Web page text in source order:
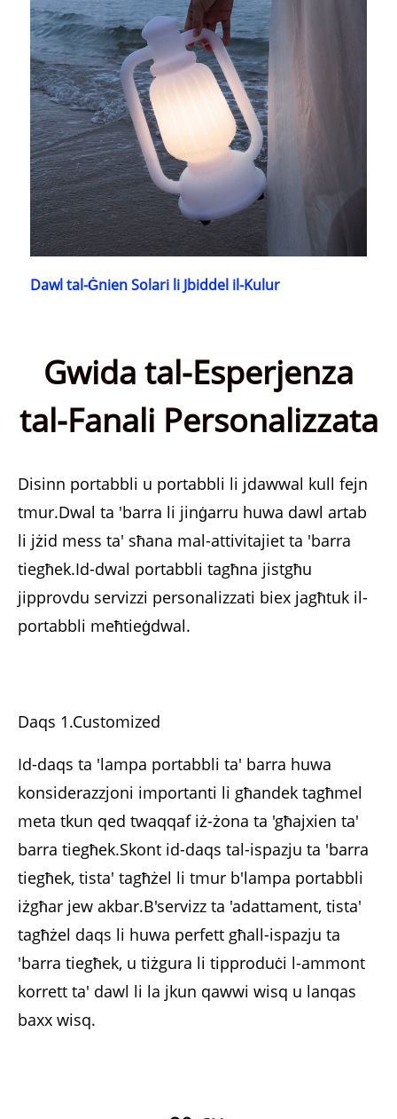
Dawl tal-Ġnien Solari li Jbiddel il-Kulur
Gwida tal-Esperjenza
tal-Fanali Personalizzata
Disinn portabbli u portabbli li jdawwal kull fejn
tmur.Dwal ta 'barra li jinġarru huwa dawl artab
li jżid mess ta' sħana mal-attivitajiet ta 'barra
tiegħek.Id-dwal portabbli tagħna jistgħu
jipprovdu servizzi personalizzati biex jagħtuk il-
portabbli meħtieġdwal.
Daqs 1.Customized
Id-daqs ta 'lampa portabbli ta' barra huwa
konsiderazzjoni importanti li għandek tagħmel
meta tkun qed twaqqaf iż-żona ta 'għajxien ta'
barra tiegħek.Skont id-daqs tal-ispazju ta 'barra
tiegħek, tista' tagħżel li tmur b'lampa portabbli
iżgħar jew akbar.B'servizz ta 'adattament, tista'
tagħżel daqs li huwa perfett għall-ispazju ta
'barra tiegħek, u tiżgura li tipproduċi l-ammont
korrett ta' dawl li la jkun qawwi wisq u lanqas
baxx wisq.